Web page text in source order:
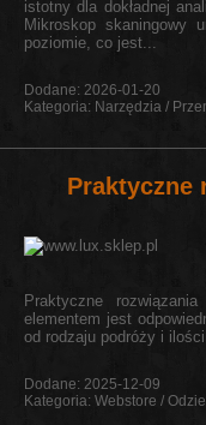
istotny dla dokładnej
Mikroskop skaningowy
poziomie, co jest...
Dodane: 2026-01-20
Kategoria: Narzędzia /
Praktyczne
elementem jest
od rodzaju podróży i
Dodane: 2025-12-09
Kategoria: Webstore /